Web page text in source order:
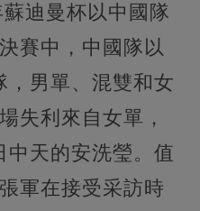
迪曼杯以中國隊
賽中，中國隊以
，男單、混雙和女
失利來自女單，
中天的安洗瑩。值
軍在接受采訪時